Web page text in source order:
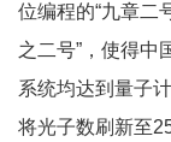
位编程的“九章二
之二号”，使得中
系统均达到量子
将光子数刷新至